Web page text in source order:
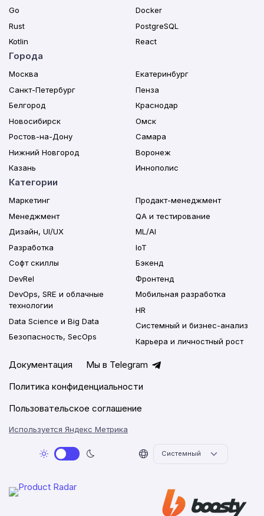
Go
Rust
Kotlin
Docker
PostgreSQL
React
Города
Москва
Санкт-Петербург
Белгород
Новосибирск
Ростов-на-Дону
Нижний Новгород
Казань
Екатеринбург
Пенза
Краснодар
Омск
Самара
Воронеж
Иннополис
Категории
Маркетинг
Менеджмент
Дизайн, UI/UX
Разработка
Софт скиллы
DevRel
DevOps, SRE и облачные
технологии
Data Science и Big Data
Безопасность, SecOps
Продакт-менеджмент
QA и тестирование
ML/AI
IoT
Бэкенд
Фронтенд
Мобильная разработка
HR
Системный и бизнес-анализ
Карьера и личностный рост
Документация
Мы в Telegram
Политика конфиденциальности
Пользовательское соглашение
Используется Яндекс Метрика